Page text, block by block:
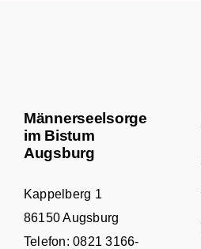
Männerseelsorge
im Bistum
Augsburg
Kappelberg 1
86150 Augsburg
Telefon:0821 3166-